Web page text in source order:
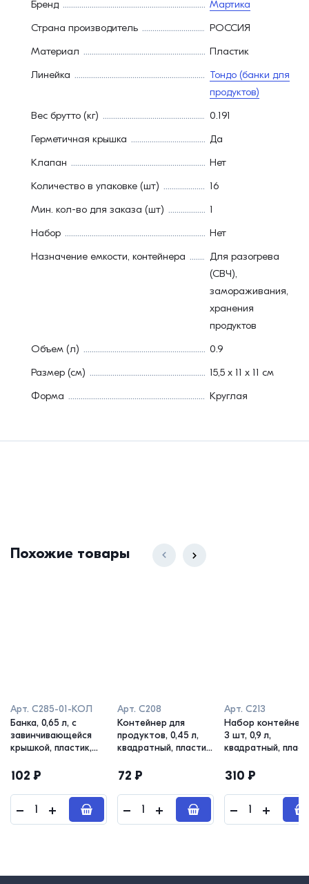
Бренд
Мартика
Страна производитель
РОССИЯ
Материал
Пластик
Линейка
Тондо (банки для
продуктов)
Вес брутто (кг)
0.191
Герметичная крышка
Да
Клапан
Нет
Количество в упаковке (шт)
16
Мин. кол-во для заказа (шт)
1
Набор
Нет
Назначение емкости, контейнера
Для разогрева
(СВЧ),
замораживания,
хранения
продуктов
Объем (л)
0.9
Размер (см)
15,5 х 11 х 11 см
Форма
Круглая
Похожие товары
Арт. С285-01-КОЛ
Банка, 0,65 л, с
завинчивающейся
крышкой, пластик,
102 ₽
Арт. С208
Контейнер для
продуктов, 0,45 л,
квадратный, пластик,
72 ₽
Арт. С213
Набор
3 шт, 0,9 л,
квадратный,
310 ₽